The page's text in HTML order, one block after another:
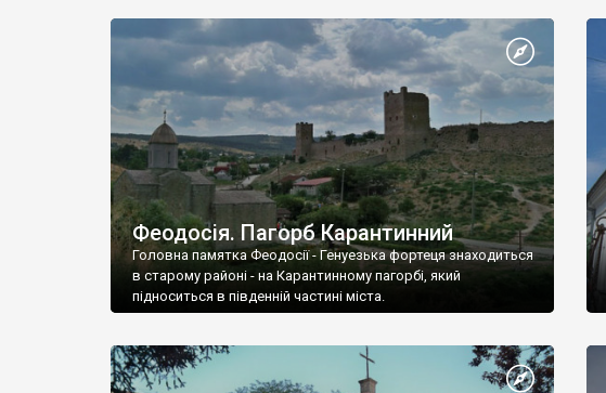
Феодосія. Пагорб Карантинний
Головна памятка Феодосії - Генуезька фортеця знаходиться
в старому районі - на Карантинному пагорбі, який
підноситься в південній частині міста.